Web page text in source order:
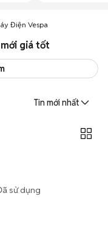
Điện Vespa
mới giá tốt
Tin mới nhất
sử dụng